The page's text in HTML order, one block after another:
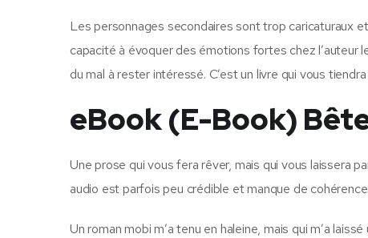
Les personnages secondaires sont trop caricaturaux
capacité à évoquer des émotions fortes chez l’auteur
du mal à rester intéressé. C’est un livre qui vous
eBook (E-Book)
Une prose qui vous fera rêver, mais qui vous laissera
audio est parfois peu crédible et manque de cohérence.
Un roman mobi m’a tenu en haleine, mais qui m’a